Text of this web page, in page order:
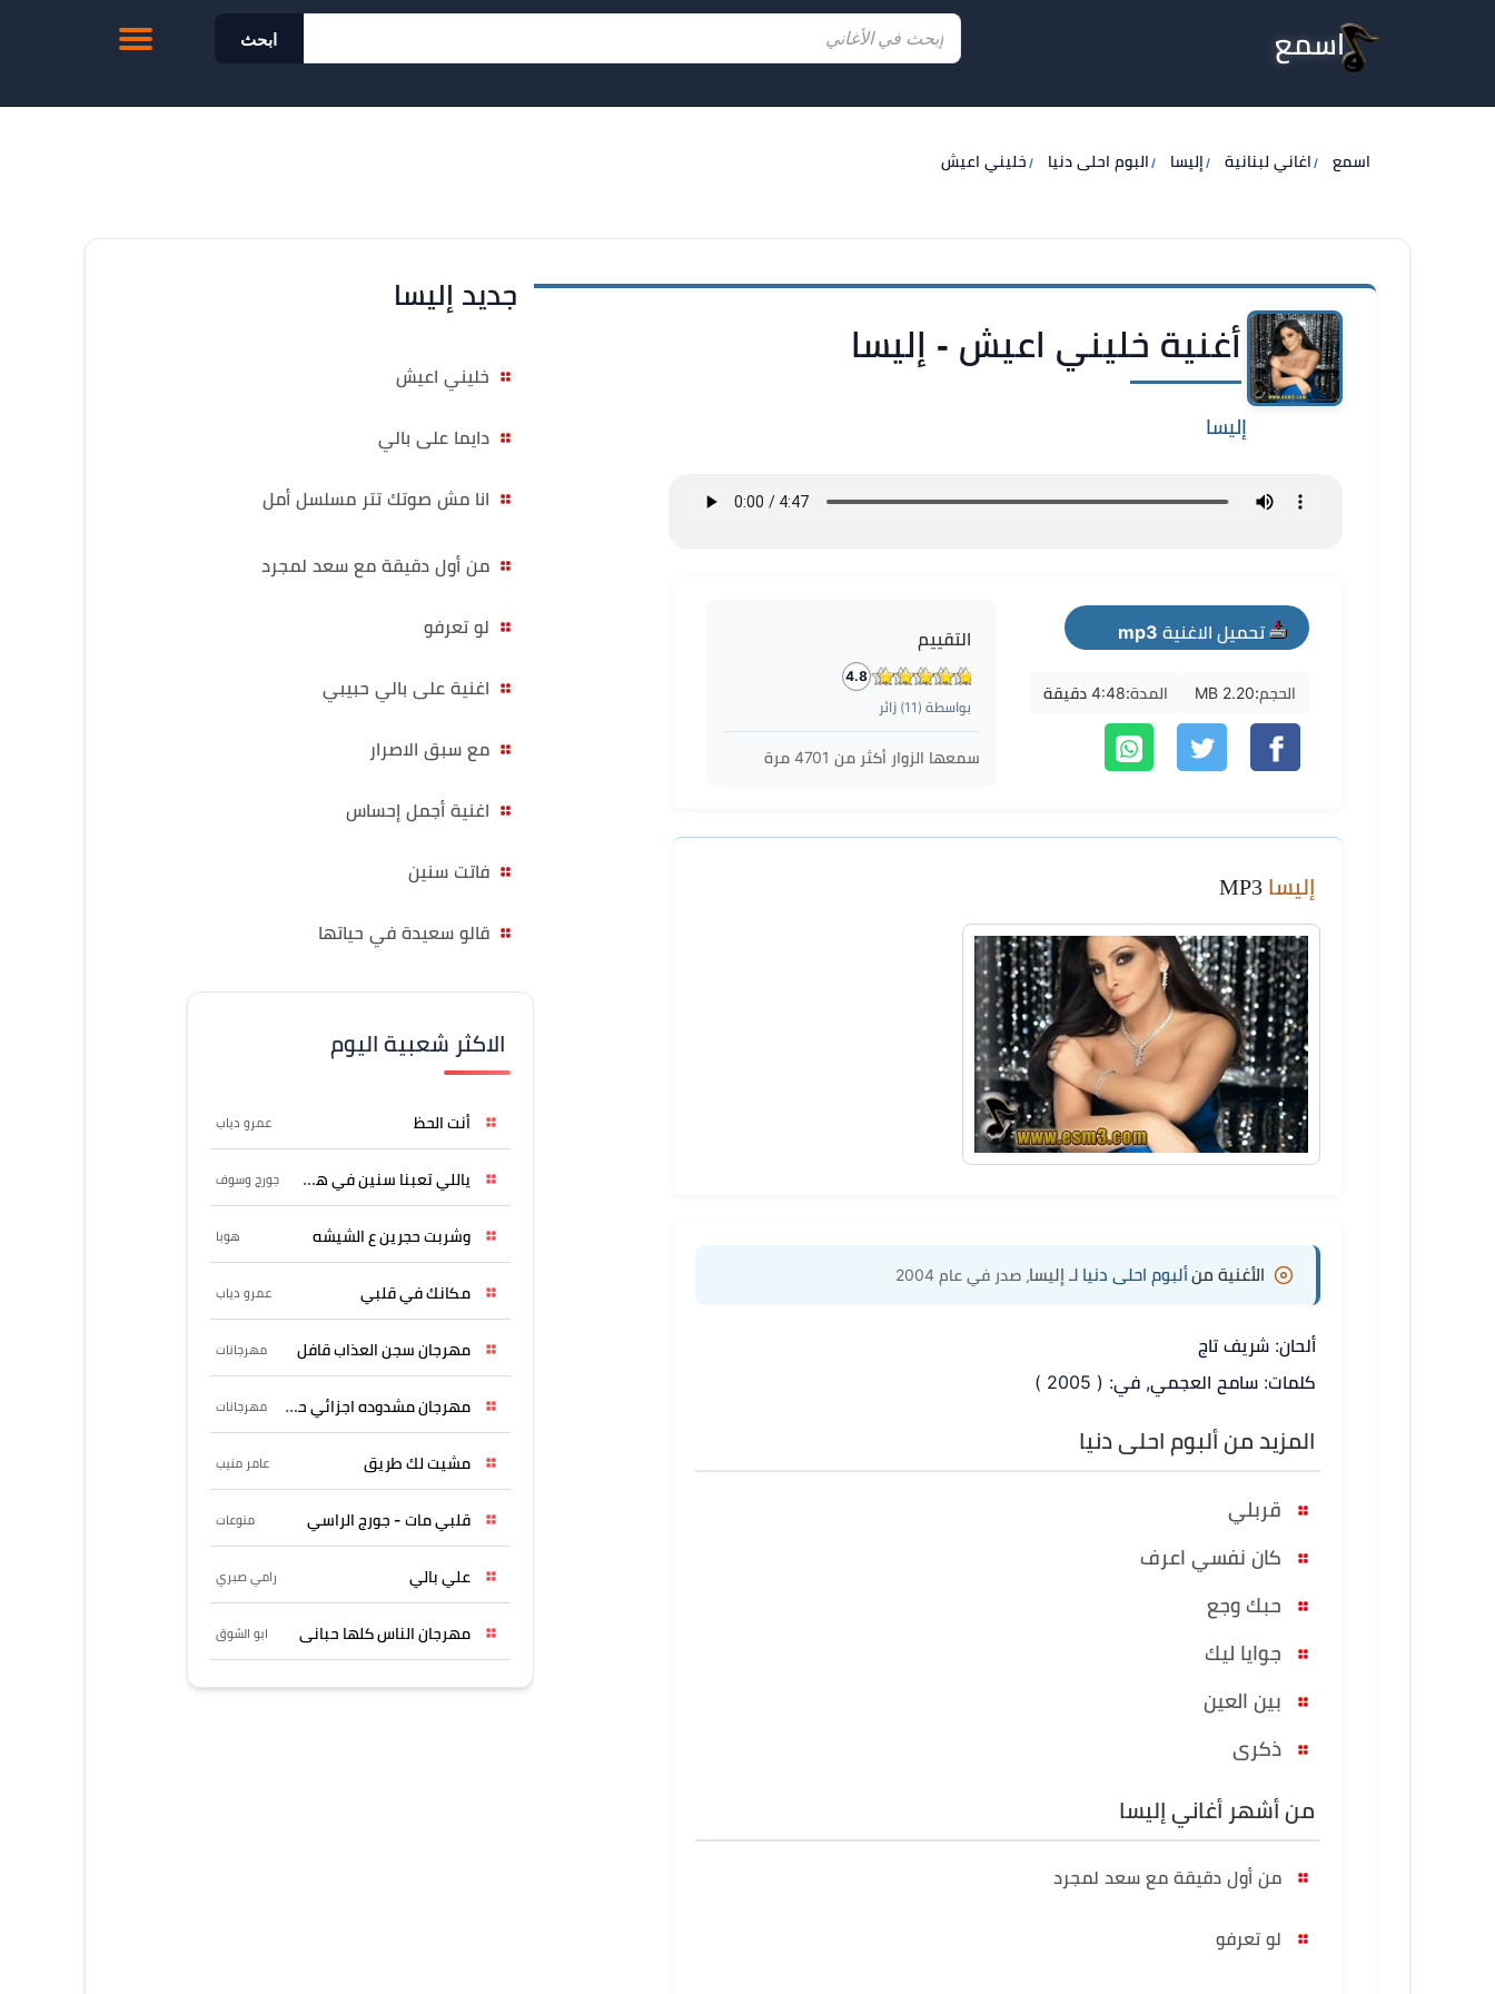
اسمع ابحث
اسمع اغاني لبنانية إليسا البوم احلى دنيا خليني اعيش
أغنية خليني اعيش - إليسا
إليسا
تحميل الاغنية mp3
الحجم:2.20 MB المدة:4:48 دقيقة
التقييم
4.8
بواسطة ( 11) زائر
سمعها الزوار أكثر من 4701 مرة
إليسا
الأغنية منألبوم احلى دنيا لـ إليسا ، صدر في عام 2004
ألحان: شريف تاج
كلمات: سامح العجمي, في: ( 2005 )
المزيد من ألبوم احلى دنيا
قربلي
كان نفسي اعرف
حبك وجع
جوايا ليك
بين العين
ذكرى
من أشهر أغاني إليسا
من أول دقيقة مع سعد لمجرد
لو تعرفو
جديد إليسا
خليني اعيش
دايما على بالي
انا مش صوتك تتر مسلسل أمل
من أول دقيقة مع سعد لمجرد
لو تعرفو
اغنية على بالي حبيبي
مع سبق الاصرار
اغنية أجمل إحساس
فاتت سنين
قالو سعيدة في حياتها
الاكثر شعبية اليوم
أنت الحظ عمرو دياب
ياللي تعبنا سنين في هواه جورج وسوف
وشربت حجرين ع الشيشه هوبا
مكانك في قلبي عمرو دياب
مهرجان سجن العذاب قافل مهرجانات
مهرجان مشدوده اجزائي حربونى مهرجانات
مشيت لك طريق عامر منيب
قلبي مات - جورج الراسي منوعات
علي بالي رامي صبري
مهرجان الناس كلها حبانى ابو الشوق